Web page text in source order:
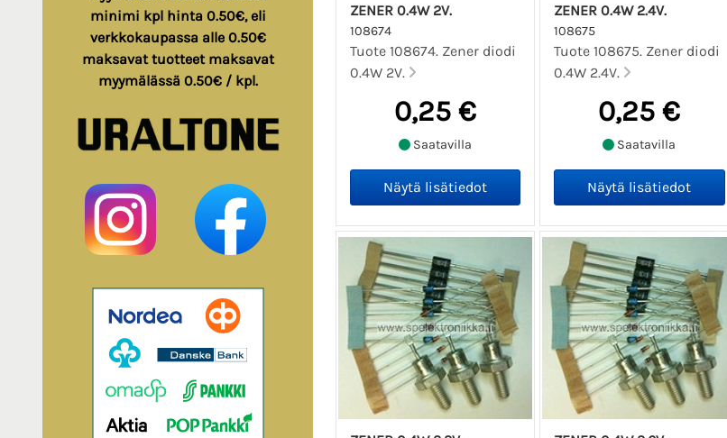
minimi kpl hinta 0.50€, eli
verkkokaupassa alle 0.50€
maksavat tuotteet maksavat
myymälässä 0.50€ / kpl.
ZENER 0.4W 2V.
108674
Tuote 108674. Zener diodi
0.4W 2V.
0,25 €
Saatavilla
ZENER 0.4W 2.4V.
108675
Tuote 108675. Zener diodi
0.4W 2.4V.
0,25 €
Saatavilla